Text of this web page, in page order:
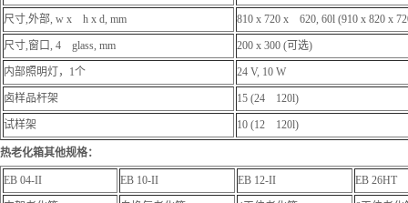
尺寸,外部, w x h x d, mm 810 x 720 x 620, 60l (910 x 820 x
尺寸,窗口, 4 glass, mm 200 x 300 (可选)
内部照明灯，1个 24 V, 10 W
卤样品杆架 15 (24 120l)
试样架 10 (12 120l)
热老化箱其他规格：
EB 04-II EB 10-II EB 12-II EB 26HT